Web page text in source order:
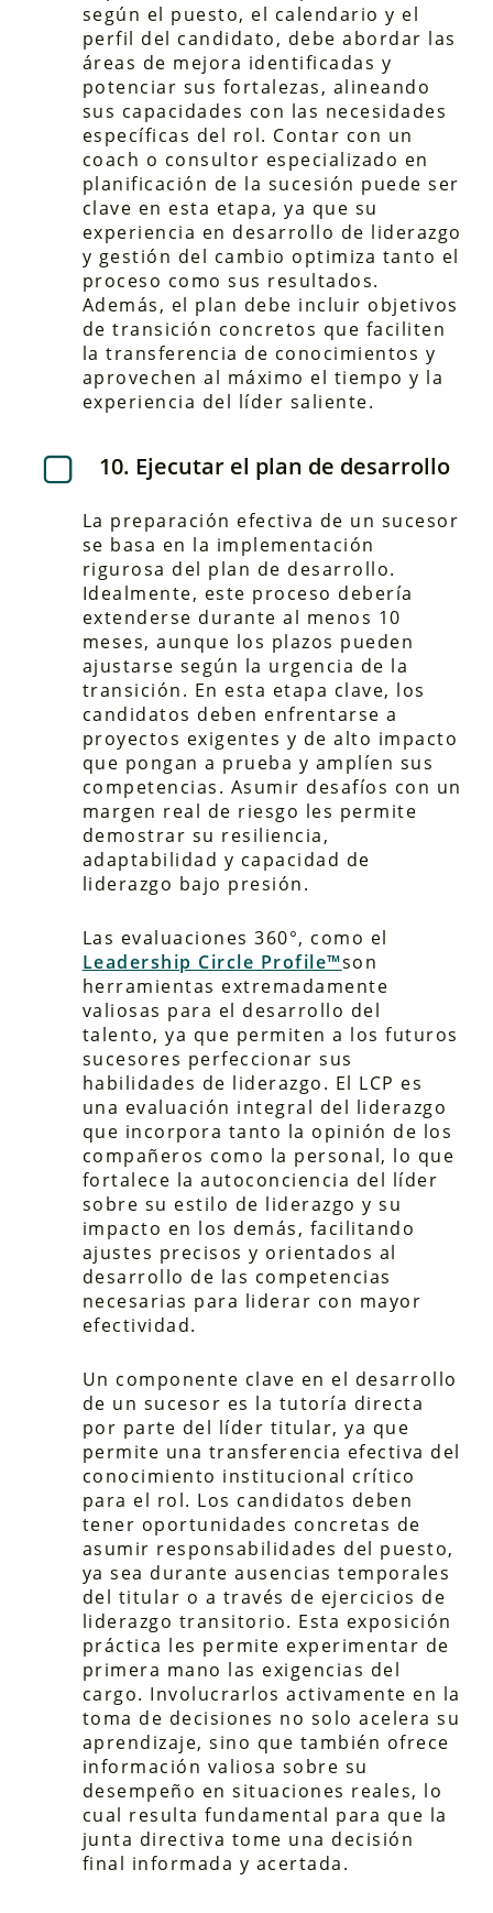
según el puesto, el calendario y el
perfil del candidato, debe abordar las
áreas de mejora identificadas y
potenciar sus fortalezas, alineando
sus capacidades con las necesidades
específicas del rol. Contar con un
coach o consultor especializado en
planificación de la sucesión puede ser
clave en esta etapa, ya que su
experiencia en desarrollo de liderazgo
y gestión del cambio optimiza tanto el
proceso como sus resultados.
Además, el plan debe incluir objetivos
de transición concretos que faciliten
la transferencia de conocimientos y
aprovechen al máximo el tiempo y la
experiencia del líder saliente.
10. Ejecutar el plan de desarrollo
La preparación efectiva de un sucesor
se basa en la implementación
rigurosa del plan de desarrollo.
Idealmente, este proceso debería
extenderse durante al menos 10
meses, aunque los plazos pueden
ajustarse según la urgencia de la
transición. En esta etapa clave, los
candidatos deben enfrentarse a
proyectos exigentes y de alto impacto
que pongan a prueba y amplíen sus
competencias. Asumir desafíos con un
margen real de riesgo les permite
demostrar su resiliencia,
adaptabilidad y capacidad de
liderazgo bajo presión.
Las evaluaciones 360°, como el
Leadership Circle Profile™son
herramientas extremadamente
valiosas para el desarrollo del
talento, ya que permiten a los futuros
sucesores perfeccionar sus
habilidades de liderazgo. El LCP es
una evaluación integral del liderazgo
que incorpora tanto la opinión de los
compañeros como la personal, lo que
fortalece la autoconciencia del líder
sobre su estilo de liderazgo y su
impacto en los demás, facilitando
ajustes precisos y orientados al
desarrollo de las competencias
necesarias para liderar con mayor
efectividad.
Un componente clave en el desarrollo
de un sucesor es la tutoría directa
por parte del líder titular, ya que
permite una transferencia efectiva del
conocimiento institucional crítico
para el rol. Los candidatos deben
tener oportunidades concretas de
asumir responsabilidades del puesto,
ya sea durante ausencias temporales
del titular o a través de ejercicios de
liderazgo transitorio. Esta exposición
práctica les permite experimentar de
primera mano las exigencias del
cargo. Involucrarlos activamente en la
toma de decisiones no solo acelera su
aprendizaje, sino que también ofrece
información valiosa sobre su
desempeño en situaciones reales, lo
cual resulta fundamental para que la
junta directiva tome una decisión
final informada y acertada.